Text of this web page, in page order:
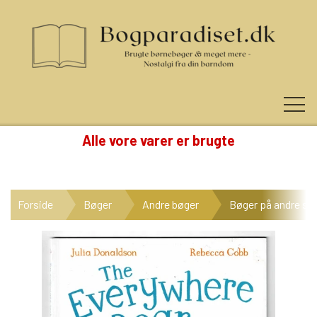
NYHEDER
KATEGORIER
Alle vore varer er brugte
Forside Bøger Andre bøger Bøger på andre